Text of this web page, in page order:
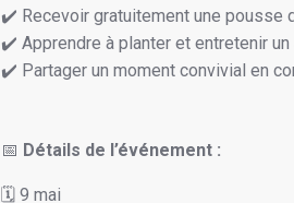
✔️ Recevoir gratuitement une pousse
✔️ Apprendre à planter et entretenir un
✔️ Partager un moment convivial en
📅 Détails de l’événement :
🗓️ 9 mai